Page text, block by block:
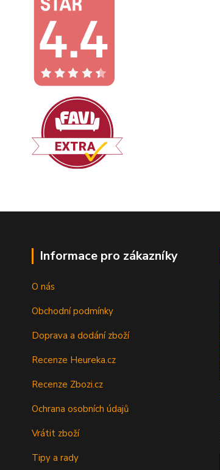
Informace pro zákazníky
O nás
Obchodní podmínky
Doprava a dodání zboží
Recenze Heureka.cz
Recenze Zbozi.cz
Ochrana osobních údajů
Vrátit zboží
Tipy a rady